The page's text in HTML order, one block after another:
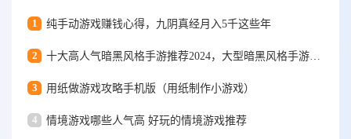
1 纯手动游戏赚钱心得，九阴真经月入5千这些年
2
3 用纸做游戏攻略手机版（用纸制作小游戏）
4 情境游戏哪些人气高 好玩的情境游戏推荐